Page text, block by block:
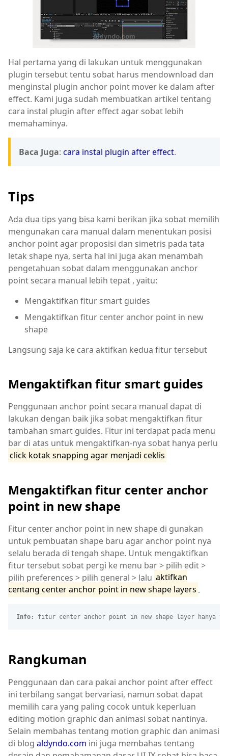
Hal pertama yang di lakukan untuk menggunakan
plugin tersebut tentu sobat harus mendownload dan
menginstal plugin anchor point mover ke dalam after
effect. Kami juga sudah membuatkan artikel tentang
cara instal plugin after effect agar sobat lebih
memahaminya.
Baca Juga: cara instal plugin after effect.
Tips
Ada dua tips yang bisa kami berikan jika sobat memilih
mengunakan cara manual dalam menentukan posisi
anchor point agar proposisi dan simetris pada tata
letak shape nya, serta hal ini juga akan menambah
pengetahuan sobat dalam menggunakan anchor
point secara manual lebih tepat , yaitu:
Mengaktifkan fitur smart guides
Mengaktifkan fitur center anchor point in new
shape
Langsung saja ke cara aktifkan kedua fitur tersebut
Mengaktifkan fitur smart guides
Penggunaan anchor point secara manual dapat di
lakukan dengan baik jika sobat mengaktifkan fitur
tambahan smart guides. Fitur ini terdapat pada menu
bar di atas untuk mengaktifkan-nya sobat hanya perlu
click kotak snapping agar menjadi ceklis
Mengaktifkan fitur center anchor
point in new shape
Fitur center anchor point in new shape di gunakan
untuk pembuatan shape baru agar anchor point nya
selalu berada di tengah shape. Untuk mengaktifkan
fitur tersebut sobat pergi ke menu bar > pilih edit >
pilih preferences > pilih general > lalu aktifkan
centang center anchor point in new shape layers .
Info : fitur center anchor point in new shape layer hanya
Rangkuman
Penggunaan dan cara pakai anchor point after effect
ini terbilang sangat bervariasi, namun sobat dapat
memilih cara yang paling cocok untuk keperluan
editing motion graphic dan animasi sobat nantinya.
Selain membahas tentang motion graphic dan animasi
di blog aldyndo.com ini juga membahas tentang